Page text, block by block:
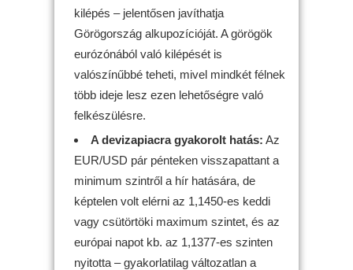
kilépés – jelentősen javíthatja
Görögország alkupozícióját. A görögök
eurózónából való kilépését is
valószínűbbé teheti, mivel mindkét félnek
több ideje lesz ezen lehetőségre való
felkészülésre.
A devizapiacra gyakorolt hatás: Az
EUR/USD pár pénteken visszapattant a
minimum szintről a hír hatására, de
képtelen volt elérni az 1,1450-es keddi
vagy csütörtöki maximum szintet, és az
európai napot kb. az 1,1377-es szinten
nyitotta – gyakorlatilag változatlan a